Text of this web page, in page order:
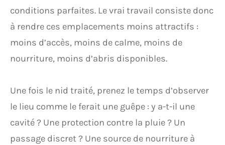
conditions parfaites. Le vrai travail consiste donc
à rendre ces emplacements moins attractifs :
moins d’accès, moins de calme, moins de
nourriture, moins d’abris disponibles.
Une fois le nid traité, prenez le temps d’observer
le lieu comme le ferait une guêpe : y a-t-il une
cavité ? Une protection contre la pluie ? Un
passage discret ? Une source de nourriture à